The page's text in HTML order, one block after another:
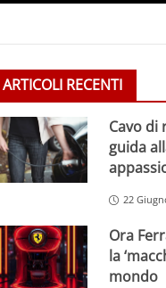
ARTICOLI RECENTI
Cavo di
guida
22
Ora
la
mondo